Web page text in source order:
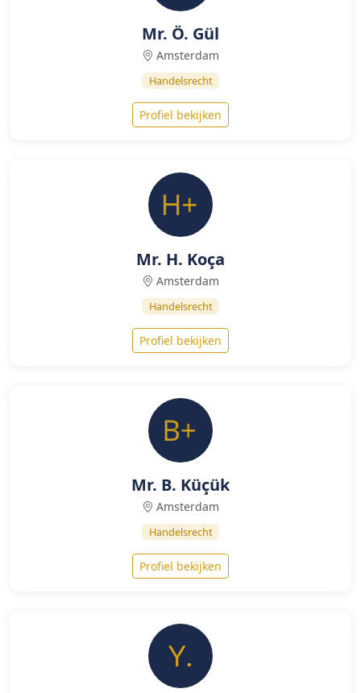
Mr. Ö. Gül
Amsterdam
Handelsrecht
Profiel bekijken
Mr. H. Koça
Amsterdam
Handelsrecht
Profiel bekijken
Mr. B. Küçük
Amsterdam
Handelsrecht
Profiel bekijken